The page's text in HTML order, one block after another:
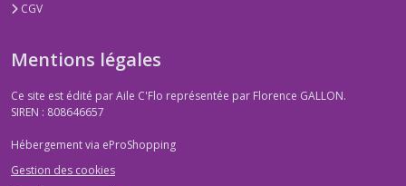
CGV
Mentions légales
Ce site est édité par Aile C'Flo représentée par Florence GALLON.
SIREN : 808646657
Hébergement via eProShopping
Gestion des cookies